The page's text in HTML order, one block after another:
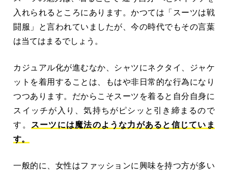
入れられるところにあります。かつては「スーツは戦
闘服」と言われていましたが、今の時代でもその言葉
は当てはまるでしょう。
カジュアル化が進むなか、シャツにネクタイ、ジャケ
ットを着用することは、もはや非日常的な行為になり
つつあります。だからこそスーツを着ると自分自身に
スイッチが入り、気持ちがピシッと引き締まるので
す。
スーツには魔法のような力があると信じていま
す。
一般的に、女性はファッションに興味を持つ方が多い